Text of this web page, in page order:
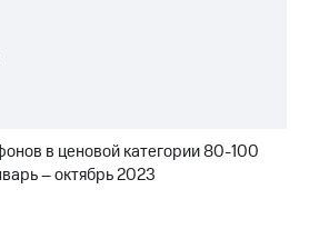
в ценовой категории 80-100
– октябрь 2023